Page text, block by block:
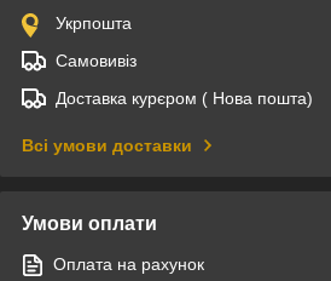
Укрпошта
Самовивіз
Доставка курєром ( Нова пошта)
Всі умови доставки
Умови оплати
Оплата на рахунок